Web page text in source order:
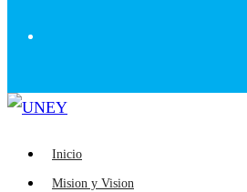
Inicio
Mision y Vision